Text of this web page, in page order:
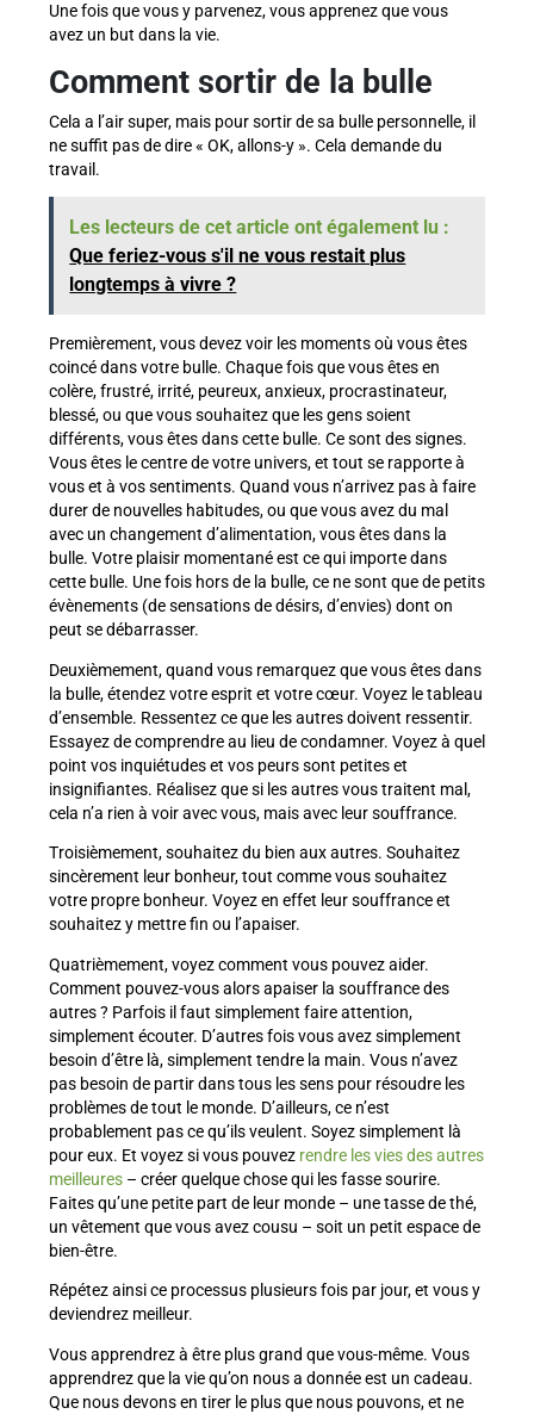
Une fois que vous y parvenez, vous apprenez que vous
avez un but dans la vie.
Comment sortir de la bulle
Cela a l’air super, mais pour sortir de sa bulle personnelle, il
ne suffit pas de dire « OK, allons-y ». Cela demande du
travail.
Les lecteurs de cet article ont également lu :
Que feriez-vous s'il ne vous restait plus
longtemps à vivre ?
Premièrement, vous devez voir les moments où vous êtes
coincé dans votre bulle. Chaque fois que vous êtes en
colère, frustré, irrité, peureux, anxieux, procrastinateur,
blessé, ou que vous souhaitez que les gens soient
différents, vous êtes dans cette bulle. Ce sont des signes.
Vous êtes le centre de votre univers, et tout se rapporte à
vous et à vos sentiments. Quand vous n’arrivez pas à faire
durer de nouvelles habitudes, ou que vous avez du mal
avec un changement d’alimentation, vous êtes dans la
bulle. Votre plaisir momentané est ce qui importe dans
cette bulle. Une fois hors de la bulle, ce ne sont que de petits
évènements (de sensations de désirs, d’envies) dont on
peut se débarrasser.
Deuxièmement, quand vous remarquez que vous êtes dans
la bulle, étendez votre esprit et votre cœur. Voyez le tableau
d’ensemble. Ressentez ce que les autres doivent ressentir.
Essayez de comprendre au lieu de condamner. Voyez à quel
point vos inquiétudes et vos peurs sont petites et
insignifiantes. Réalisez que si les autres vous traitent mal,
cela n’a rien à voir avec vous, mais avec leur souffrance.
Troisièmement, souhaitez du bien aux autres. Souhaitez
sincèrement leur bonheur, tout comme vous souhaitez
votre propre bonheur. Voyez en effet leur souffrance et
souhaitez y mettre fin ou l’apaiser.
Quatrièmement, voyez comment vous pouvez aider.
Comment pouvez-vous alors apaiser la souffrance des
autres ? Parfois il faut simplement faire attention,
simplement écouter. D’autres fois vous avez simplement
besoin d’être là, simplement tendre la main. Vous n’avez
pas besoin de partir dans tous les sens pour résoudre les
problèmes de tout le monde. D’ailleurs, ce n’est
probablement pas ce qu’ils veulent. Soyez simplement là
pour eux. Et voyez si vous pouvez rendre les vies des autres
meilleures– créer quelque chose qui les fasse sourire.
Faites qu’une petite part de leur monde – une tasse de thé,
un vêtement que vous avez cousu – soit un petit espace de
bien-être.
Répétez ainsi ce processus plusieurs fois par jour, et vous y
deviendrez meilleur.
Vous apprendrez à être plus grand que vous-même. Vous
apprendrez que la vie qu’on nous a donnée est un cadeau.
Que nous devons en tirer le plus que nous pouvons, et ne